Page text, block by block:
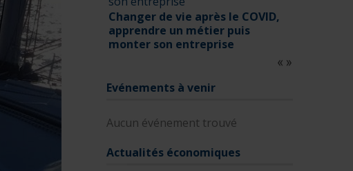
Changer de vie après le COVID,
apprendre un métier puis
monter son entreprise
Evénements à venir
Aucun événement trouvé
Actualités économiques